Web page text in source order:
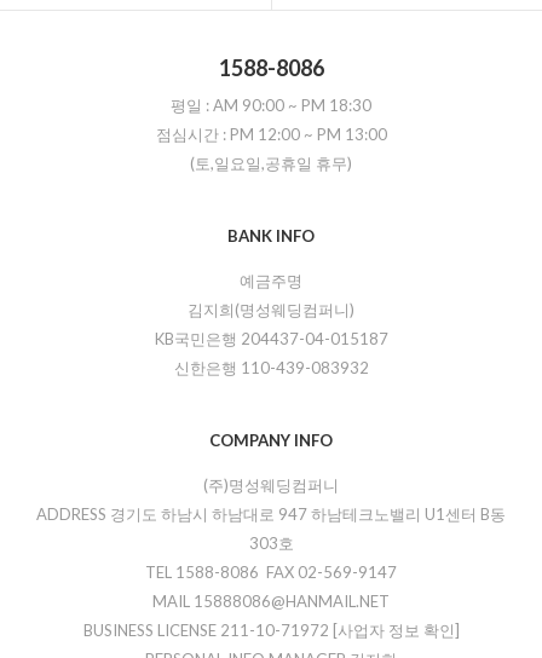
1588-8086
평일 :AM 90:00 ~ PM 18:30
점심시간 : PM 12:00~ PM 13:00
(토,일요일,공휴일 휴무)
BANK INFO
예금주명
김지희(명성웨딩컴퍼니)
KB국민은행 204437-04-015187
신한은행 110-439-083932
COMPANY INFO
(주)명성웨딩컴퍼니
ADDRESS 경기도 하남시 하남대로 947 하남테크노밸리 U1센터 B동
303호
TEL 1588-8086 FAX 02-569-9147
MAIL 15888086@HANMAIL.NET
BUSINESS LICENSE 211-10-71972 [사업자 정보 확인]